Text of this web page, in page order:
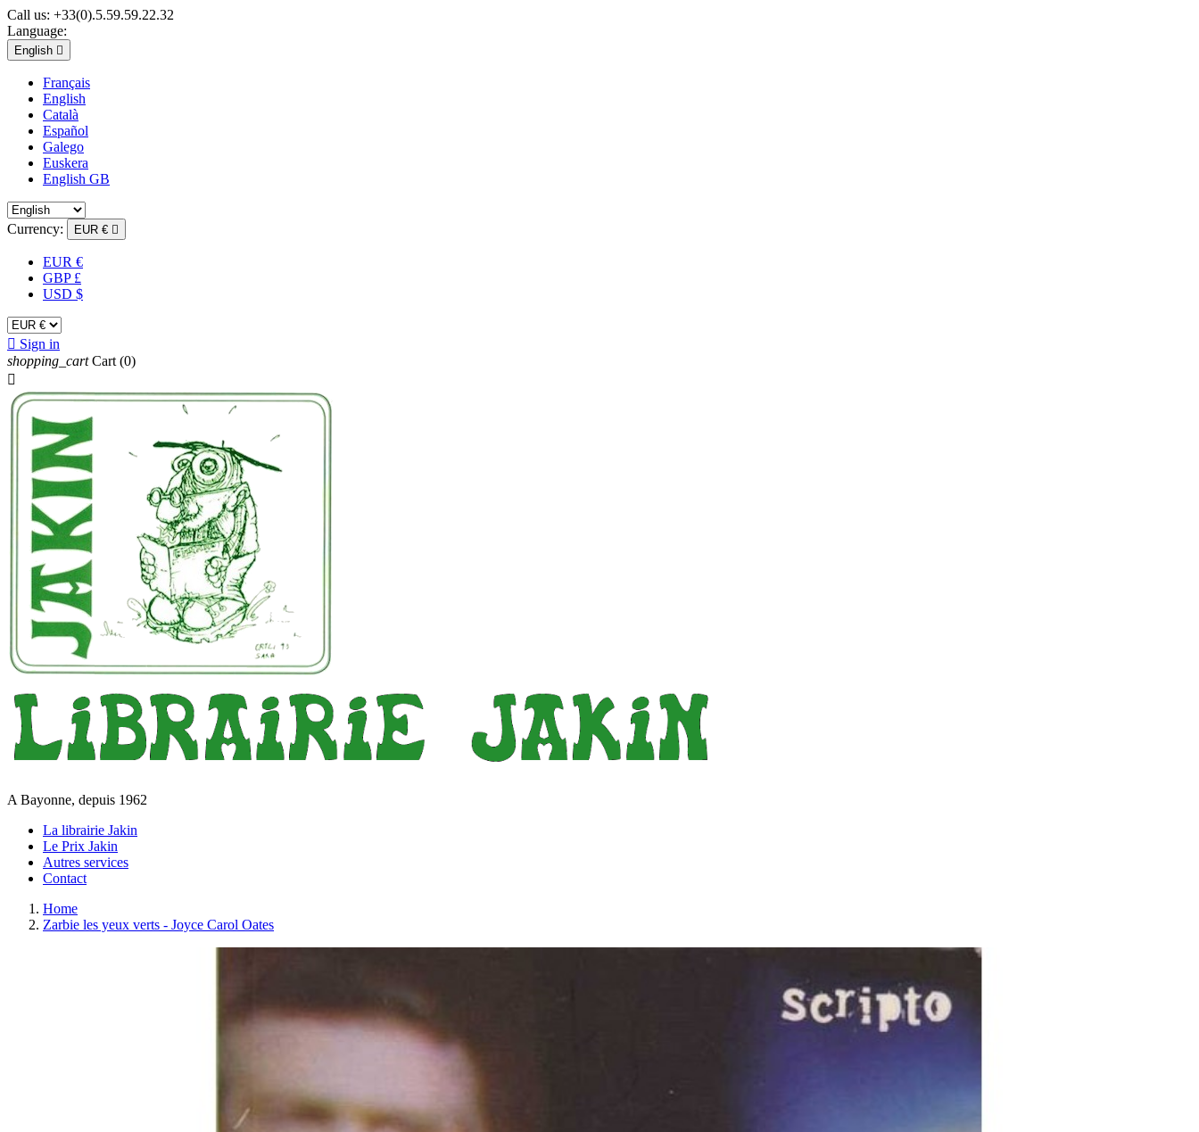
Call us: +33(0).5.59.59.22.32
Language:
English 
Français
English
Català
Español
Galego
Euskera
English GB
Currency: EUR € 
EUR €
GBP £
USD $
 Sign in
shopping_cart Cart (0)

A Bayonne, depuis 1962
La librairie Jakin
Le Prix Jakin
Autres services
Contact
Home
Zarbie les yeux verts - Joyce Carol Oates